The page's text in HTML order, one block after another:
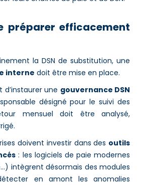
préparer efficacement
la DSN de substitution, une
interne doit être mise en place.
d’instaurer une gouvernance DSN
désigné pour le suivi des
mensuel doit être analysé,
doivent investir dans des outils
: les logiciels de paie modernes
intègrent désormais des modules
en amont les anomalies